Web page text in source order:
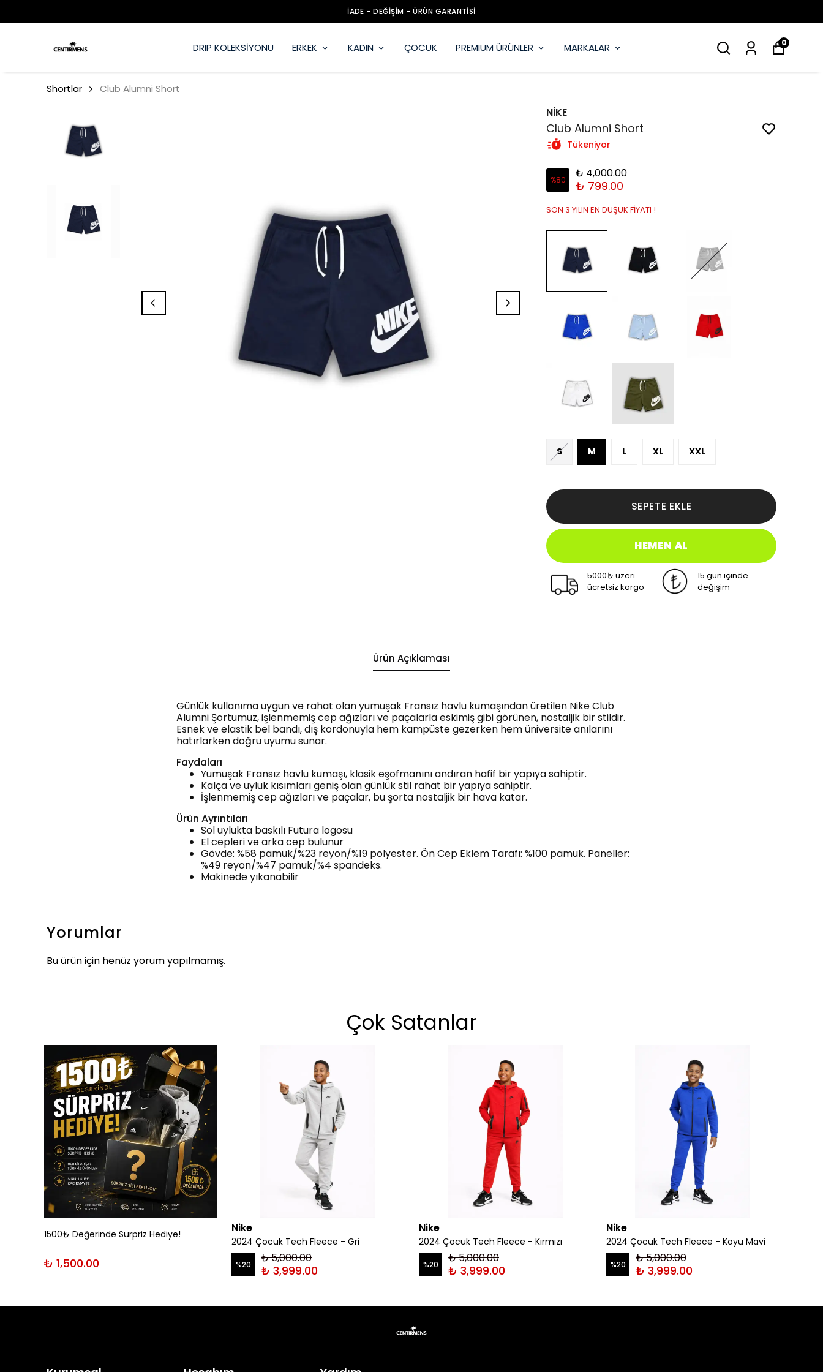
İADE - DEĞİŞİM - ÜRÜN GARANTİSİ
DRIP KOLEKSİYONU ERKEK KADIN ÇOCUK PREMIUM ÜRÜNLER MARKALAR 0
Shortlar Club Alumni Short
NİKE
Club Alumni Short
Tükeniyor
%80 ₺ 4,000.00
₺ 799.00
SON 3 YILIN EN DÜŞÜK FİYATI !
S M L XL XXL
SEPETE EKLE
HEMEN AL
5000₺ üzeri
ücretsiz kargo
15 gün içinde
değişim
Ürün Açıklaması
Günlük kullanıma uygun ve rahat olan yumuşak Fransız havlu kumaşından üretilen Nike Club
Alumni Şortumuz, işlenmemiş cep ağızları ve paçalarla eskimiş gibi görünen, nostaljik bir stildir.
Esnek ve elastik bel bandı, dış kordonuyla hem kampüste gezerken hem üniversite anılarını
hatırlarken doğru uyumu sunar.
Faydaları
Yumuşak Fransız havlu kumaşı, klasik eşofmanını andıran hafif bir yapıya sahiptir.
Kalça ve uyluk kısımları geniş olan günlük stil rahat bir yapıya sahiptir.
İşlenmemiş cep ağızları ve paçalar, bu şorta nostaljik bir hava katar.
Ürün Ayrıntıları
Sol uylukta baskılı Futura logosu
El cepleri ve arka cep bulunur
Gövde: %58 pamuk/%23 reyon/%19 polyester. Ön Cep Eklem Tarafı: %100 pamuk. Paneller:
%49 reyon/%47 pamuk/%4 spandeks.
Makinede yıkanabilir
Yorumlar
Bu ürün için henüz yorum yapılmamış.
Çok Satanlar
1500₺ Değerinde Sürpriz Hediye!
₺ 1,500.00
Nike
2024 Çocuk Tech Fleece - Gri
%20 ₺ 5,000.00
₺ 3,999.00
Nike
2024 Çocuk Tech Fleece - Kırmızı
%20 ₺ 5,000.00
₺ 3,999.00
Nike
2024 Çocuk Tech Fleece - Koyu Mavi
%20 ₺ 5,000.00
₺ 3,999.00